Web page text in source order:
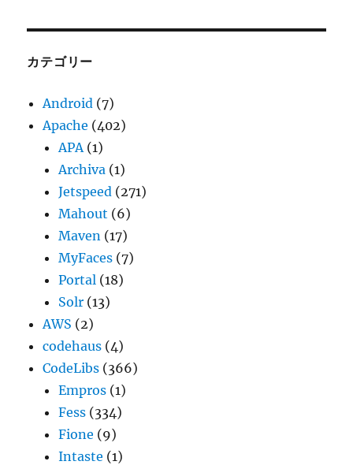
ブ
カテゴリー
Android (7)
Apache (402)
APA(1)
Archiva (1)
Jetspeed (271)
Mahout (6)
Maven (17)
MyFaces (7)
Portal (18)
Solr (13)
AWS (2)
codehaus (4)
CodeLibs (366)
Empros (1)
Fess (334)
Fione (9)
Intaste (1)